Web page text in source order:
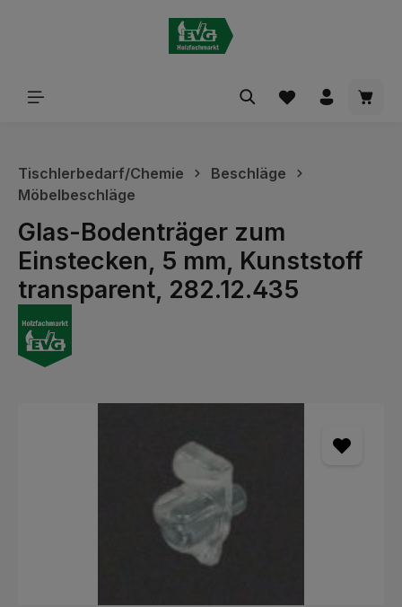
Tischlerbedarf/Chemie
Beschläge
Möbelbeschläge
Glas-Bodenträger zum
Einstecken, 5 mm, Kunststoff
transparent, 282.12.435